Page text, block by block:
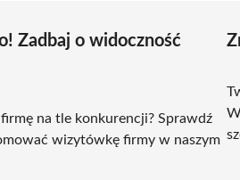
Zadbaj o widoczność
na tle konkurencji? Sprawdź
wizytówkę firmy w naszym